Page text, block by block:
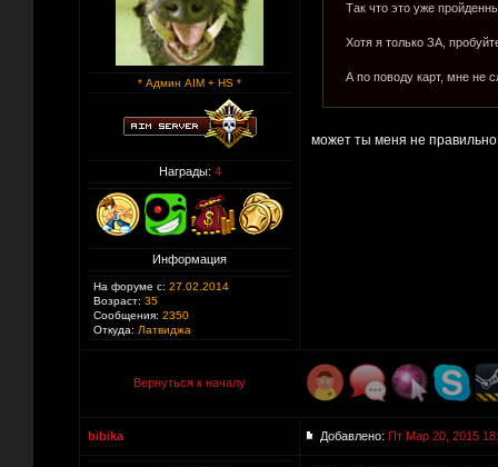
* Админ AIM + HS *
Награды: 4
Информация
На форуме с: 27.02.2014
Возраст: 35
Сообщения: 2350
Откуда: Латвиджа
Так что это уже
Хотя я только ЗА,
А по поводу карт, мне не
может ты меня не правильно
Вернуться к началу
bibika Добавлено: Пт Мар 20, 2015